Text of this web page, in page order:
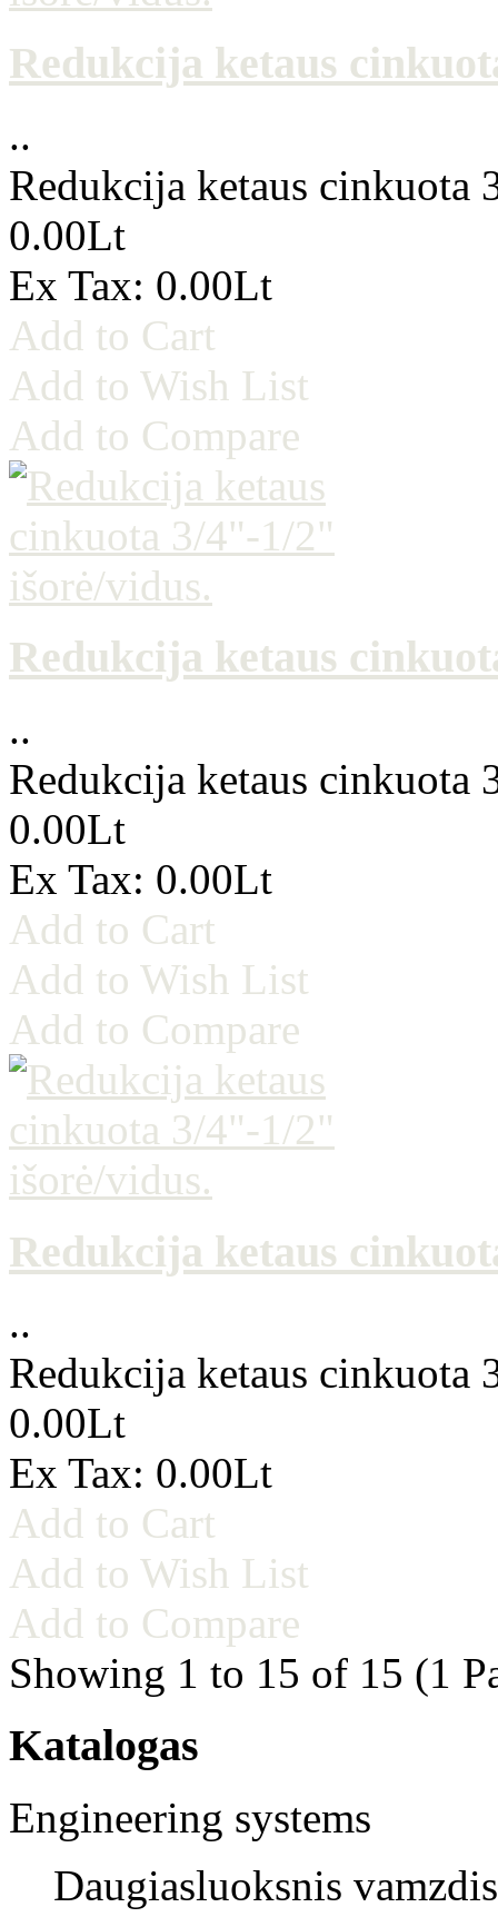
Redukcija ketaus
..
Redukcija ketaus cinkuota
0.00Lt
Ex Tax: 0.00Lt
Add to Cart
Add to Wish List
Add to Compare
Redukcija ketaus
..
Redukcija ketaus cinkuota
0.00Lt
Ex Tax: 0.00Lt
Add to Cart
Add to Wish List
Add to Compare
Redukcija ketaus
..
Redukcija ketaus cinkuota
0.00Lt
Ex Tax: 0.00Lt
Add to Cart
Add to Wish List
Add to Compare
Showing 1 to 15 of 15 (1
Katalogas
Engineering systems
Daugiasluoksnis